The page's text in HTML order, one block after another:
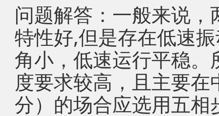
问题解答：一般来说
特性好,但是存在低速
角小，低速运行平稳
度要求较高，且主要
分）的场合应选用五